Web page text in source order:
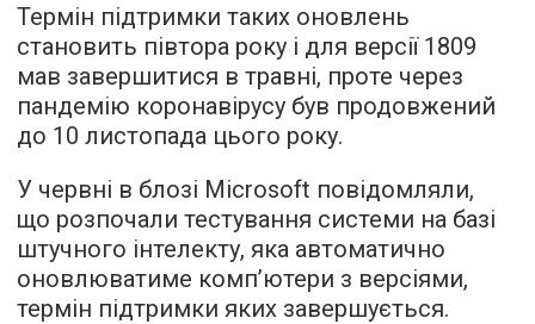
Термін підтримки таких оновлень
становить півтора року і для версії 1809
мав завершитися в травні, проте через
пандемію коронавірусу був продовжений
до 10 листопада цього року.
У червні в блозі Microsoft повідомляли,
що розпочали тестування системи на базі
штучного інтелекту, яка автоматично
оновлюватиме комп’ютери з версіями,
термін підтримки яких завершується.